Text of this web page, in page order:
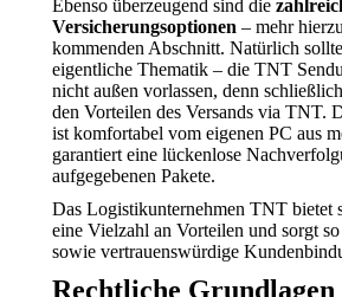
Ebenso überzeugend sind die
Versicherungsoptionen – mehr
kommenden Abschnitt. Natürlich
eigentliche Thematik – die TNT
nicht außen vorlassen, denn
den Vorteilen des Versands via TNT.
ist komfortabel vom eigenen PC aus
garantiert eine lückenlose
aufgegebenen Pakete.
Das Logistikunternehmen TNT bietet
eine Vielzahl an Vorteilen und sorgt
sowie vertrauenswürdige
Rechtliche Grundlagen